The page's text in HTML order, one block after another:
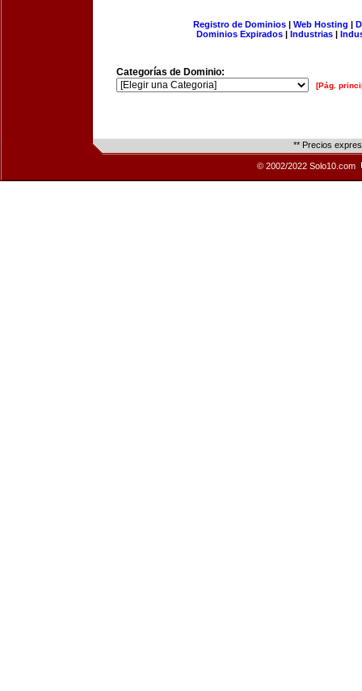
Registro de Dominios| Web Hosting |
Dominios Expirados | Industrias |
Categorías de Dominio:
[Pág.
** Precios
© 2002/2022 Solo10.com